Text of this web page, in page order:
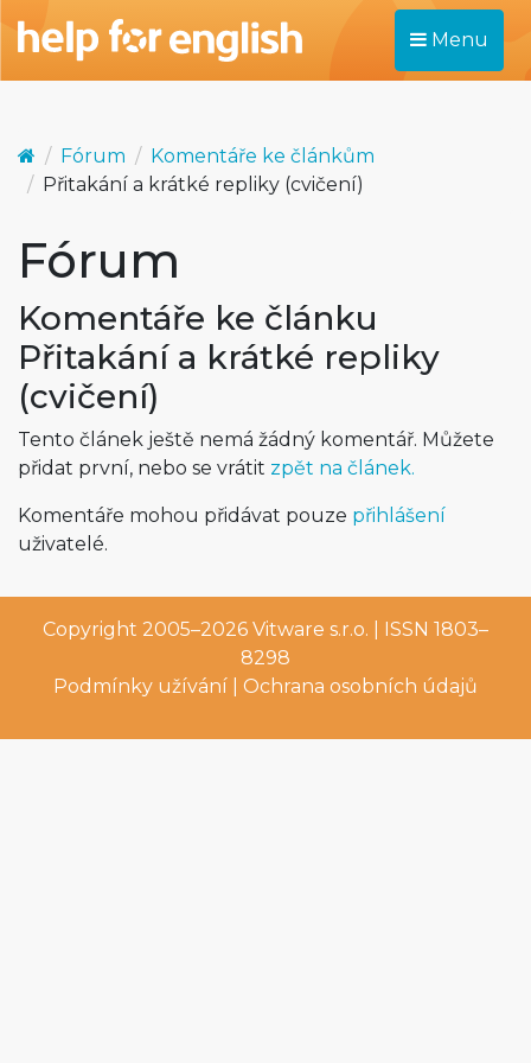
Menu
Fórum
Komentáře ke článkům
Přitakání a krátké repliky (cvičení)
Fórum
Komentáře ke článku
Přitakání a krátké repliky
(cvičení)
Tento článek ještě nemá žádný komentář. Můžete
přidat první, nebo se vrátit zpět na článek.
Komentáře mohou přidávat pouze přihlášení
uživatelé.
Copyright 2005–2026 Vitware s.r.o. | ISSN 1803–
8298
Podmínky užívání
Ochrana osobních údajů